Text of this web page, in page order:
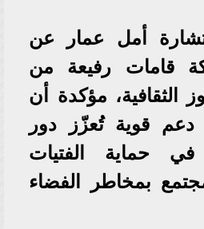
أمل عمار عن
قامات رفيعة من
الثقافية، مؤكدة أن
قوية تُعزّز دور
في حماية الفتيات
بمخاطر الفضاء